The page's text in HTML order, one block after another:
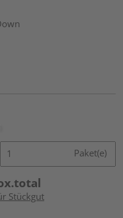
Paket(e)
Stückgut